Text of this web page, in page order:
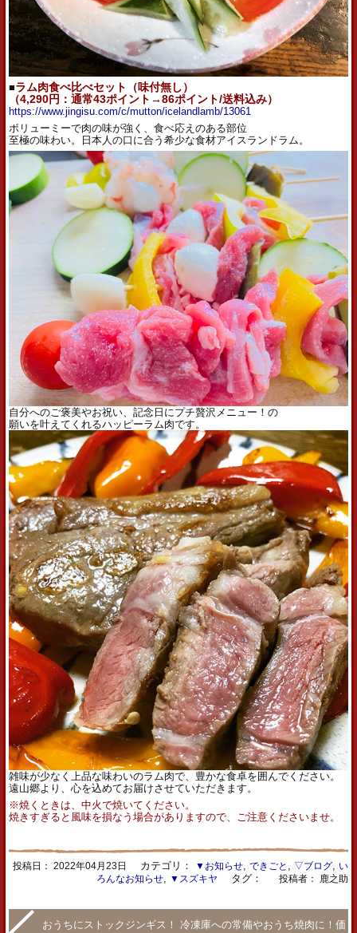
■ラム肉食べ比べセット（味付無し）
（4,290円：通常43ポイント→86ポイント/送料込み）
https://www.jingisu.com/c/mutton/icelandlamb/13061
ボリューミーで肉の味が強く、食べ応えのある部位
至極の味わい。日本人の口に合う希少な食材アイス ランドラム 。
自分へのご褒美やお祝い、記念日にプチ贅沢メニュー！の
願いを叶えてくれるハッピーラム肉です。
雑味が少なく上品な味わいのラム肉で、 豊かな食卓を囲んでください。
遠山郷より、心を込めてお届けさせていただきます。
※焼くときは、中火で焼いてください。
焼きすぎると風味を損なう場合がありますので、ご注意くださいませ。
投稿日： 2022年04月23日 カテゴリ： ▼お知らせ, できごと ▽ブログ,
い
ろんなお知らせ, ▼スズキヤ タグ： 投稿者： 鹿之助
おうちにストックジンギス！ 冷凍庫への常備やおうち焼肉に！価